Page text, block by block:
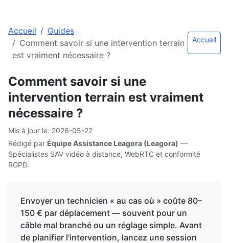
Accueil
Guides
Comment savoir si une intervention terrain
est vraiment nécessaire ?
Accueil
Comment savoir si une
intervention terrain est vraiment
nécessaire ?
Mis à jour le: 2026-05-22
Rédigé par Équipe Assistance Leagora (Leagora) —
Spécialistes SAV vidéo à distance, WebRTC et conformité
RGPD.
Envoyer un technicien « au cas où » coûte 80–
150 € par déplacement — souvent pour un
câble mal branché ou un réglage simple. Avant
de planifier l'intervention, lancez une session